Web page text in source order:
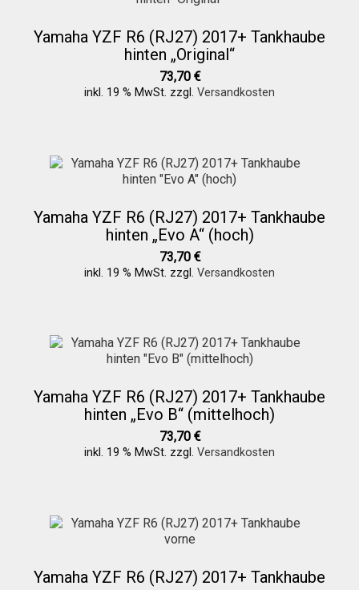
Yamaha YZF R6 (RJ27) 2017+ Tankhaube
hinten „Original“
73,70 €
inkl. 19 % MwSt. zzgl. Versandkosten
Yamaha YZF R6 (RJ27) 2017+ Tankhaube
hinten „Evo A“ (hoch)
73,70 €
inkl. 19 % MwSt. zzgl. Versandkosten
Yamaha YZF R6 (RJ27) 2017+ Tankhaube
hinten „Evo B“ (mittelhoch)
73,70 €
inkl. 19 % MwSt. zzgl. Versandkosten
Yamaha YZF R6 (RJ27) 2017+ Tankhaube